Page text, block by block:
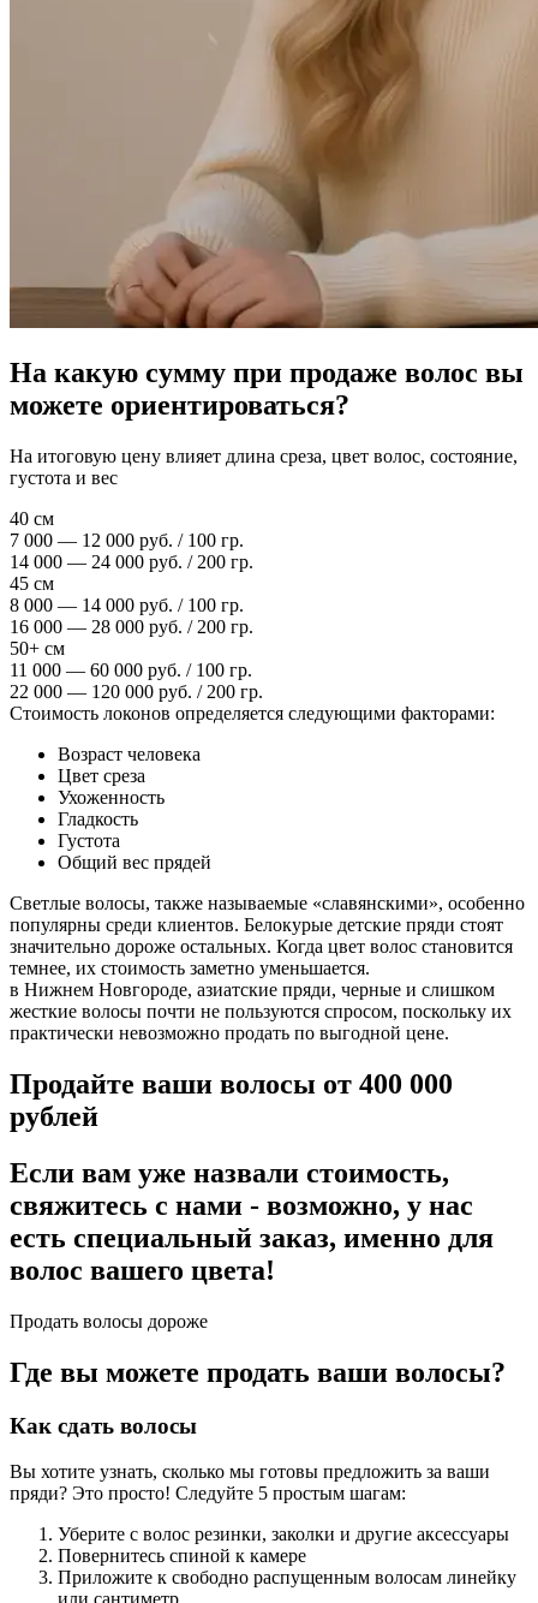
На какую сумму при продаже волос вы
можете ориентироваться?
На итоговую цену влияет длина среза, цвет волос, состояние,
густота и вес
40 см
7 000 — 12 000 руб. / 100 гр.
14 000 — 24 000 руб. / 200 гр.
45 см
8 000 — 14 000 руб. / 100 гр.
16 000 — 28 000 руб. / 200 гр.
50+ см
11 000 — 60 000 руб. / 100 гр.
22 000 — 120 000 руб. / 200 гр.
Стоимость локонов определяется следующими факторами:
Возраст человека
Цвет среза
Ухоженность
Гладкость
Густота
Общий вес прядей
Светлые волосы, также называемые «славянскими», особенно
популярны среди клиентов. Белокурые детские пряди стоят
значительно дороже остальных. Когда цвет волос становится
темнее, их стоимость заметно уменьшается.
в Нижнем Новгороде, азиатские пряди, черные и слишком
жесткие волосы почти не пользуются спросом, поскольку их
практически невозможно продать по выгодной цене.
Продайте ваши волосы от 400 000
рублей
Если вам уже назвали стоимость,
свяжитесь с нами - возможно, у нас
есть специальный заказ, именно для
волос вашего цвета!
Продать волосы дороже
Где вы можете продать ваши волосы?
Как сдать волосы
Вы хотите узнать, сколько мы готовы предложить за ваши
пряди? Это просто! Следуйте 5 простым шагам:
Уберите с волос резинки, заколки и другие аксессуары
Повернитесь спиной к камере
Приложите к свободно распущенным волосам линейку